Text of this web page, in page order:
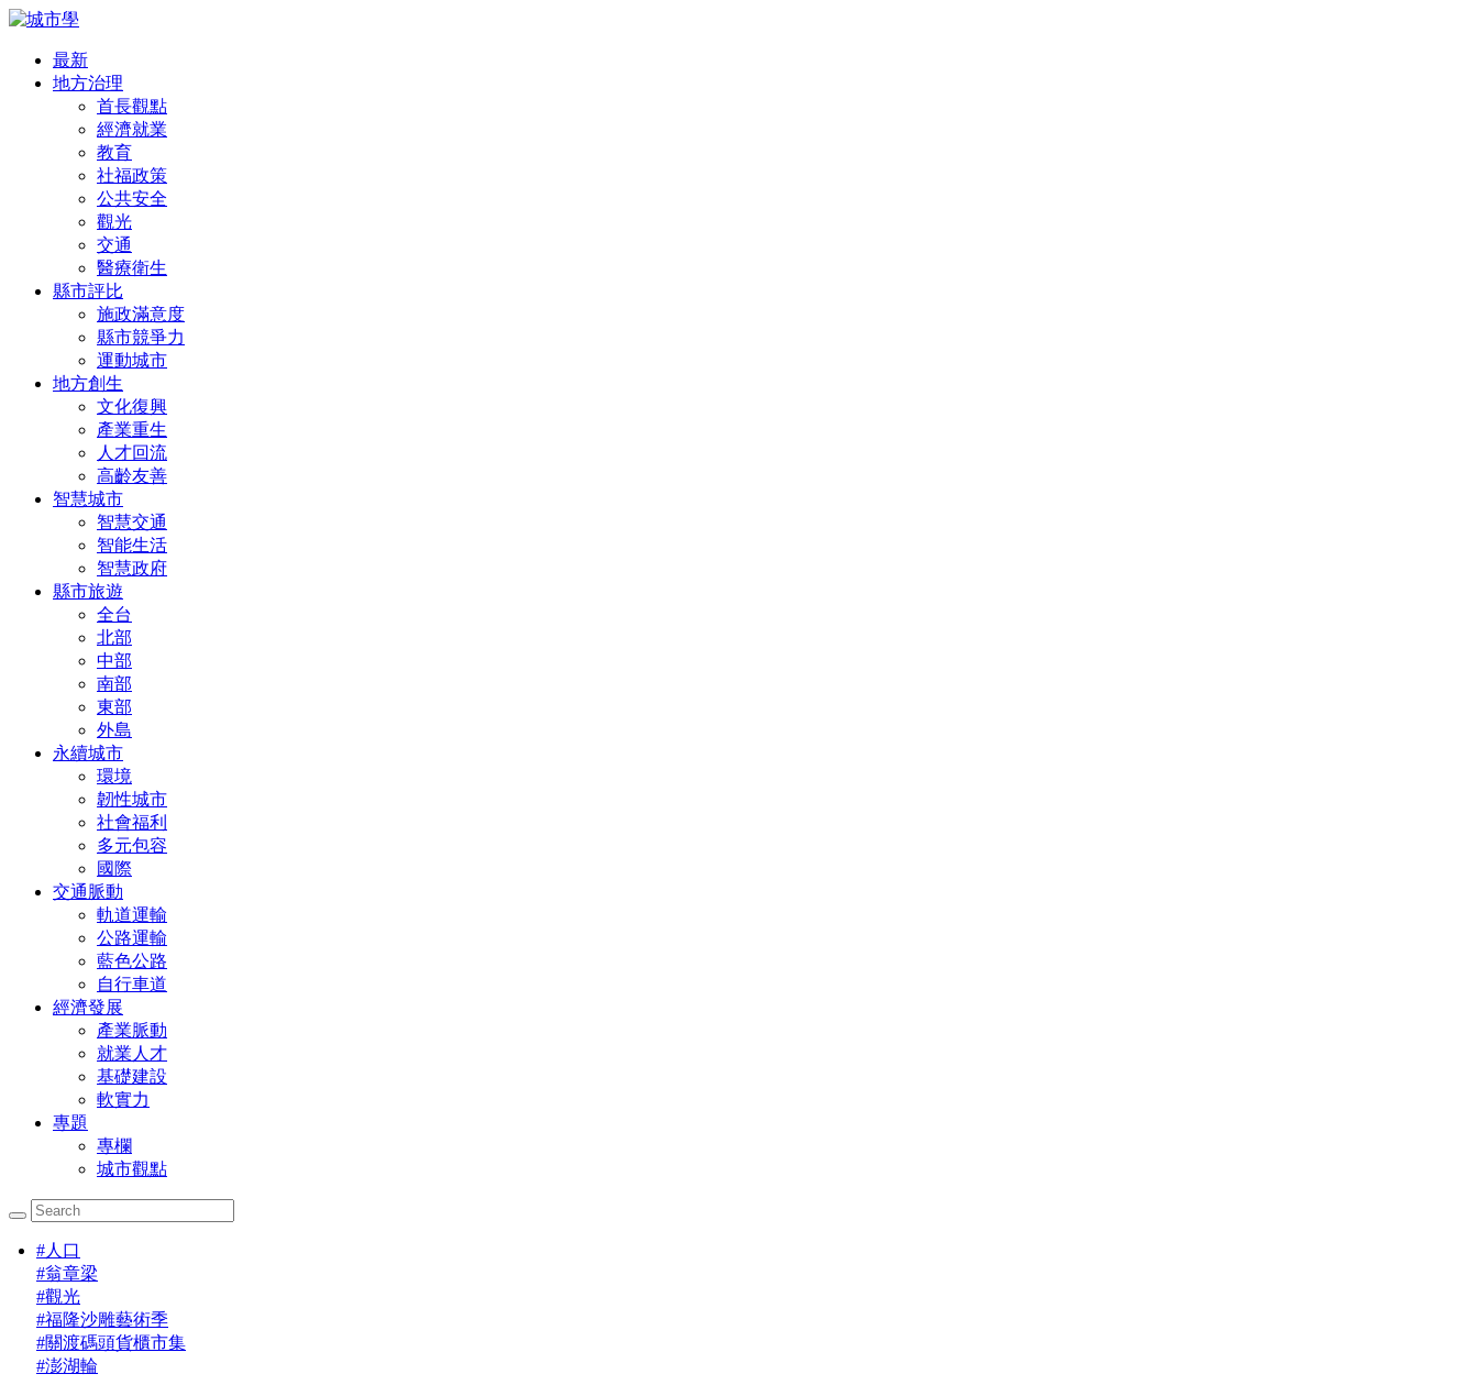
最新
地方治理
首長觀點
經濟就業
教育
社福政策
公共安全
觀光
交通
醫療衛生
縣市評比
施政滿意度
縣市競爭力
運動城市
地方創生
文化復興
產業重生
人才回流
高齡友善
智慧城市
智慧交通
智能生活
智慧政府
縣市旅遊
全台
北部
中部
南部
東部
外島
永續城市
環境
韌性城市
社會福利
多元包容
國際
交通脈動
軌道運輸
公路運輸
藍色公路
自行車道
經濟發展
產業脈動
就業人才
基礎建設
軟實力
專題
專欄
城市觀點
#人口
#翁章梁
#觀光
#福隆沙雕藝術季
#關渡碼頭貨櫃市集
#澎湖輪